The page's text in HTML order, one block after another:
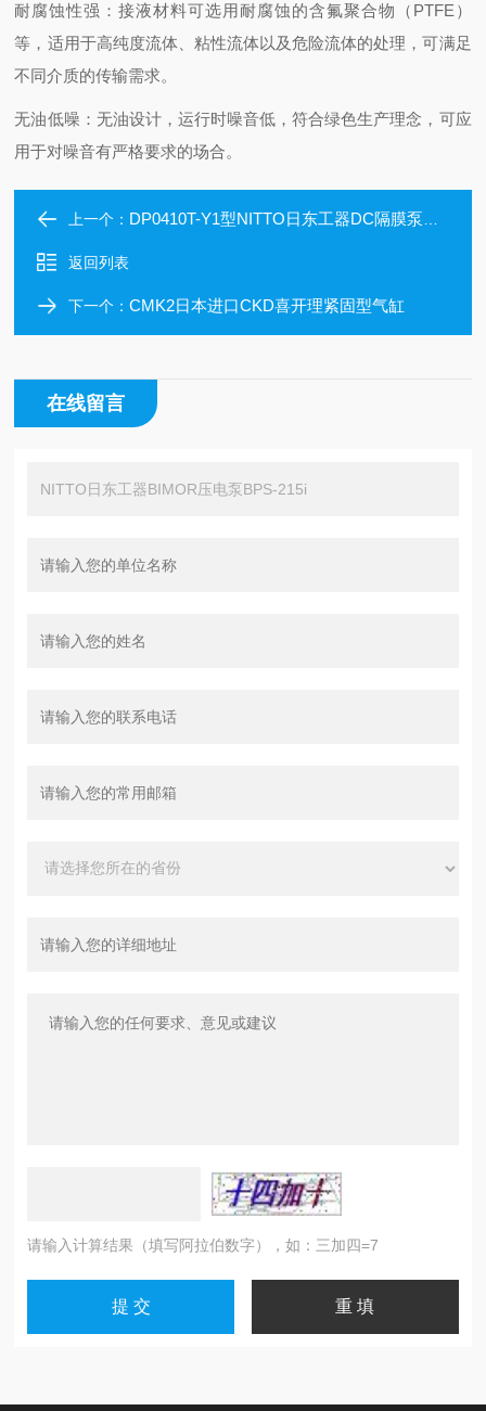
耐腐蚀性强：接液材料可选用耐腐蚀的含氟聚合物（PTFE）
等，适用于高纯度流体、粘性流体以及危险流体的处理，可满足
不同介质的传输需求。
无油低噪：无油设计，运行时噪音低，符合绿色生产理念，可应
用于对噪音有严格要求的场合。
上一个： DP0410T-Y1型NITTO日东工器DC隔膜泵DP0410T-Y1 真空专用
返回列表
下一个：CMK2日本进口CKD喜开理紧固型气缸
在线留言
请输入计算结果（填写阿拉伯数字），如：三加四=7